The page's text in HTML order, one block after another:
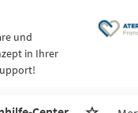
und
in Ihrer